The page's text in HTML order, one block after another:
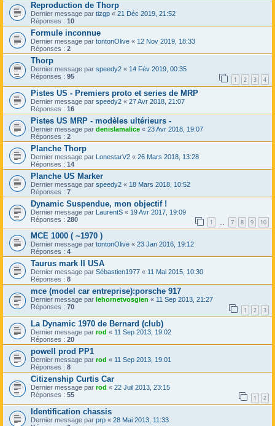
Reproduction de Thorp
Dernier message par tizgp « 21 Déc 2019, 21:52
Réponses : 10
Formule inconnue
Dernier message par tontonOlive « 12 Nov 2019, 18:33
Réponses : 2
Thorp
Dernier message par speedy2 « 14 Fév 2019, 00:35
Réponses : 95 1 2 3 4
Pistes US - Premiers proto et series de MRP
Dernier message par speedy2 « 27 Avr 2018, 21:07
Réponses : 16
Pistes US MRP - modèles ultérieurs -
Dernier message par denislamalice « 23 Avr 2018, 19:07
Réponses : 2
Planche Thorp
Dernier message par LonestarV2 « 26 Mars 2018, 13:28
Réponses : 14
Planche US Marker
Dernier message par speedy2 « 18 Mars 2018, 10:52
Réponses : 7
Dynamic Suspendue, mon objectif !
Dernier message par LaurentS « 19 Avr 2017, 19:09
Réponses : 280 1 7 8 9 10
MCE 1000 ( ~1970 )
Dernier message par tontonOlive « 23 Jan 2016, 19:12
Réponses : 4
Taurus mark II USA
Dernier message par Sébastien1977 « 11 Mai 2015, 10:30
Réponses : 8
mce (model car entreprise):porsche 917
Dernier message par lehornetvosgien « 11 Sep 2013, 21:27
Réponses : 70 1 2 3
La Dynamic 1970 de Bernard (club)
Dernier message par rod « 11 Sep 2013, 19:02
Réponses : 20
powell prod PP1
Dernier message par rod « 11 Sep 2013, 19:01
Réponses : 8
Citizenship Curtis Car
Dernier message par rod « 22 Juil 2013, 23:15
Réponses : 55 1 2
Identification chassis
Dernier message par prp « 28 Mai 2013, 11:33